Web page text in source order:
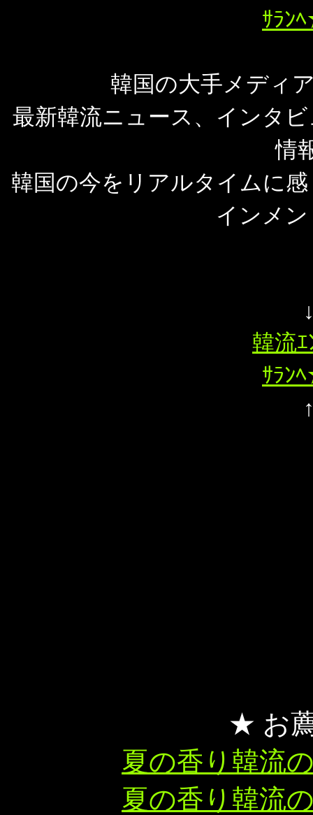
ｻﾗﾝ
韓国の大手メディ
最新韓流ニュース、インタ
情
韓国の今をリアルタイムに
インメ
韓流
ｻﾗﾝ
★ お
夏の香り韓流
夏の香り韓流